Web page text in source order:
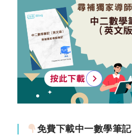
免費下載中一數學筆記